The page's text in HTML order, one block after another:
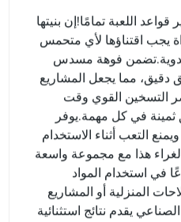
اللعبة تمامًا!إن بنيتها
يجب اقتناؤها لأي متحمس
فوهة مسدس
دقيق، مما يجعل المشاريع
التسخين القوي وقت
في كل مهمة.يوفر
التعب أثناء الاستخدام
هذا مع مجموعة واسعة
في استخدام المواد
المنزلية أو المشاريع
يقدم نتائج استثنائية